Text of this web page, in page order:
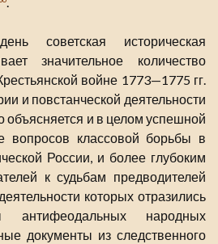
советская историческая
значительное количество
войне 1773—1775 гг.
и повстанческой деятельности
и в целом успешной
вопросов классовой борьбы в
России, и более глубоким
к судьбам предводителей
которых отразились
антифеодальных народных
документы из следственного